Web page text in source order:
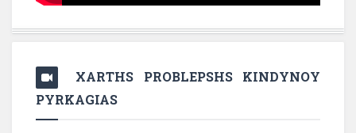
XARTHS PROBLEPSHS KINDYNOY
PYRKAGIAS